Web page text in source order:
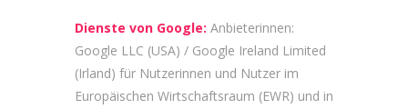
Dienste von Google: Anbieterinnen:
Google LLC (USA) / Google Ireland Limited
(Irland) für Nutzerinnen und Nutzer im
Europäischen Wirtschaftsraum (EWR) und in